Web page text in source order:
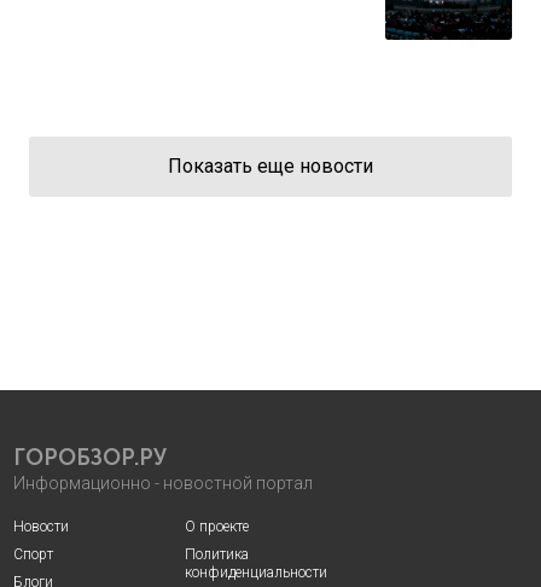
Показать еще новости
ГОРОБЗОР.РУ
Информационно - новостной портал
Новости
Спорт
Блоги
О проекте
Политика
конфиденциальности